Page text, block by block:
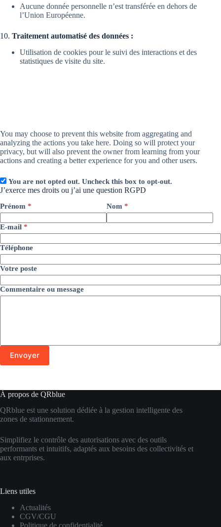
Aucune donnée personnelle n’est transférée en dehors de
l’Union Européenne.
10. Traitement automatisé des données :
Utilisation de cookies pour le suivi des interactions et des
statistiques de visite du site.
You may choose to prevent this website from aggregating and
analyzing the actions you take here. Doing so will protect your
privacy, but will also prevent the owner from learning from your
actions and creating a better experience for you and other users.
You are not opted out. Uncheck this box to opt-out.
J’exerce mes droits ou j’ai une question RGPD
Prénom * Nom *
E-mail *
Téléphone
Votre poste
Commentaire ou message
Envoyer
À propos de QRblue
QRblue est une solution dédiée à la gestion intelligente des
zones de stationnement.
Simplifiez le contrôle des autorisations avec des outils
performants et intuitifs, adaptés aux besoins des collectivités et
aux entrprises.
Liens utiles
Actualités
CGV/CGU